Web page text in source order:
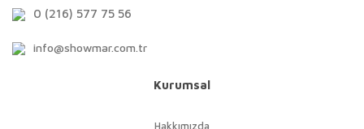
0 (216) 577 75 56
info@showmar.com.tr
Kurumsal
Hakkımızda